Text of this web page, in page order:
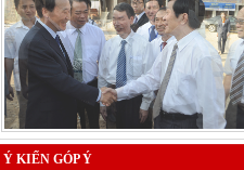
Ý KIẾN GÓP Ý